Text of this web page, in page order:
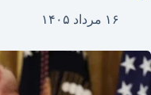
۱۶ مرداد ۱۴۰۵